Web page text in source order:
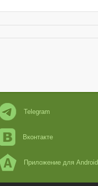
Telegram
Вконтакте
Приложение для Android